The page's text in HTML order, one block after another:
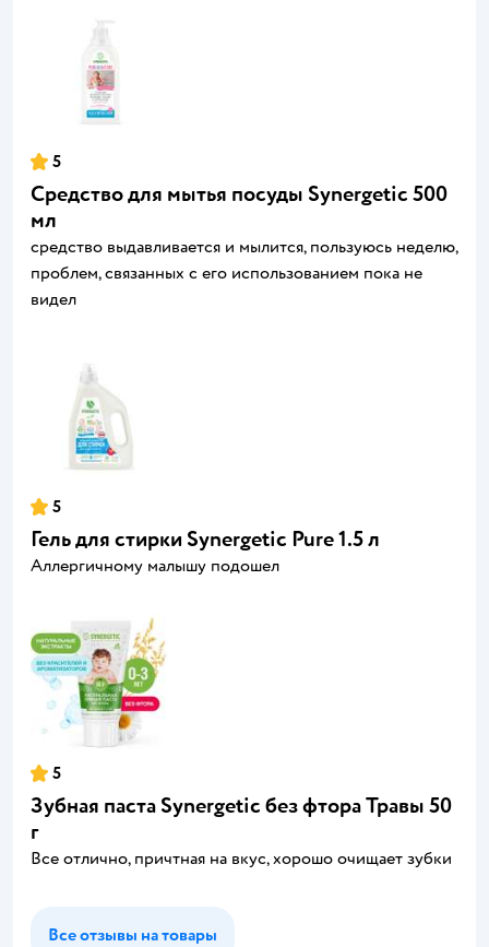
5
Средство для мытья посуды Synergetic 500
мл
средство выдавливается и мылится, пользуюсь неделю,
проблем, связанных с его использованием пока не
видел
5
Гель для стирки Synergetic Pure 1.5 л
Аллергичному малышу подошел
5
Зубная паста Synergetic без фтора Травы 50
г
Все отлично, причтная на вкус, хорошо очищает зубки
Все отзывы на товары